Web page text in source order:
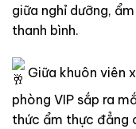
giữa nghỉ dưỡng,
thanh bình.
Giữa khuôn viên
phòng VIP sắp ra
thức ẩm thực đẳng